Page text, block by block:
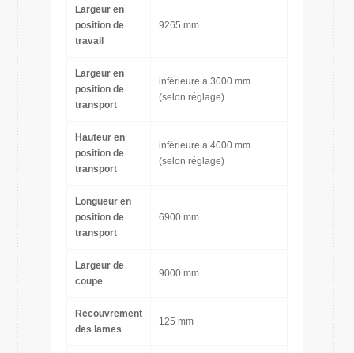
Largeur en
position de
travail
9265 mm
Largeur en
position de
transport
inférieure à 3000 mm
(selon réglage)
Hauteur en
position de
transport
inférieure à 4000 mm
(selon réglage)
Longueur en
position de
transport
6900 mm
Largeur de
coupe
9000 mm
Recouvrement
des lames
125 mm